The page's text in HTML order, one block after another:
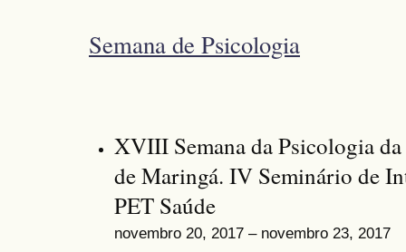
Semana de Psicologia
XVIII Semana da Psicologia
de Maringá. IV Seminário de
PET Saúde
novembro 20, 2017 – novembro 23, 2017